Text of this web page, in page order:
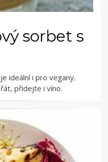
sorbet s
ideální i pro vegany.
přidejte i víno.